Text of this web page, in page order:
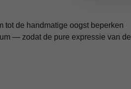
tot de handmatige oogst beperken
— zodat de pure expressie van de